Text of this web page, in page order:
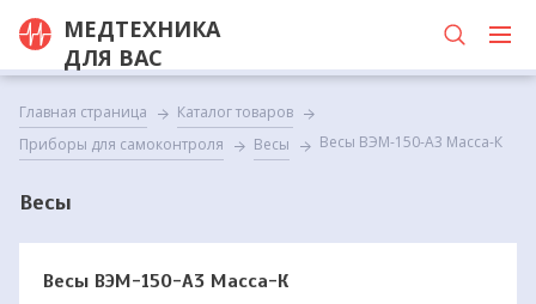
МЕДТЕХНИКА
ДЛЯ ВАС
Главная страница
Каталог товаров
Приборы для самоконтроля
Весы Весы ВЭМ-150-А3 Масса-К
Весы
Весы ВЭМ-150-А3 Масса-К